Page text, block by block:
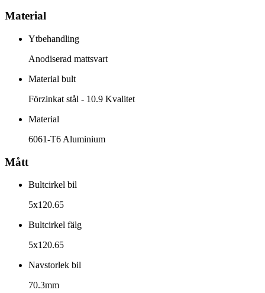
Material
Ytbehandling
Anodiserad mattsvart
Material bult
Förzinkat stål - 10.9 Kvalitet
Material
6061-T6 Aluminium
Mått
Bultcirkel bil
5x120.65
Bultcirkel fälg
5x120.65
Navstorlek bil
70.3mm